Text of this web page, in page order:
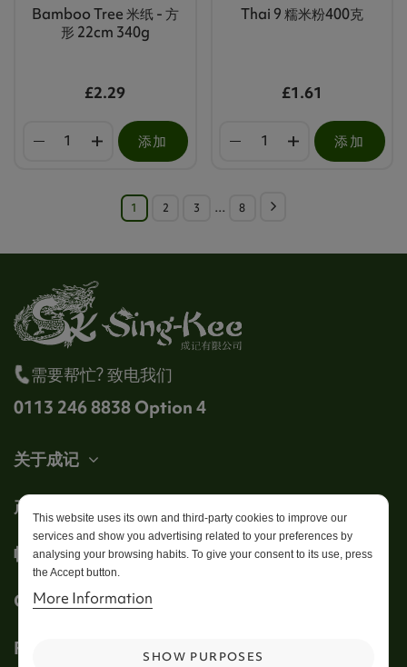
Bamboo Tree 米纸 - 方
形 22cm 340g
£2.29
添加
Thai 9 糯米粉400克
£1.61
添加
1 2 3 … 8
需要帮忙? 致电我们
0113 246 8838 Option 4
关于成记
产品
帐户
Get in touch
This website uses its own and third-party cookies to improve our
services and show you advertising related to your preferences by
analysing your browsing habits. To give your consent to its use, press
the Accept button.
More Information
SHOW PURPOSES
Follow us